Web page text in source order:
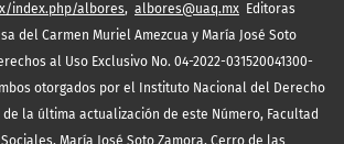
index.php/albores, albores@uaq.mx Editoras
del Carmen Muriel Amezcua y María José Soto
al Uso Exclusivo No. 04-2022-031520041300-
otorgados por el Instituto Nacional del Derecho
la última actualización de este Número, Facultad